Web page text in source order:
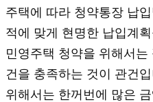
주택에 따라 청약통장 납
적에 맞게 현명한 납입계
민영주택 청약을 위해서
건을 충족하는 것이 관건
위해서는 한꺼번에 많은